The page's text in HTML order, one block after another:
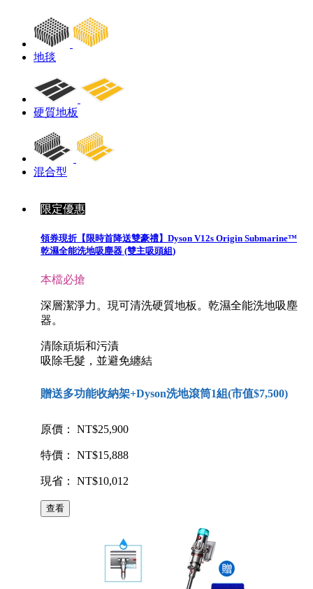
地毯
硬質地板
混合型
限定優惠
領券現折【限時首降送雙豪禮】Dyson V12s Origin Submarine™
乾濕全能洗地吸塵器 (雙主吸頭組)
本檔必搶
深層潔淨力。現可清洗硬質地板。乾濕全能洗地吸塵
器。
清除頑垢和污漬
吸除毛髮，並避免纏結
贈送多功能收納架+Dyson洗地滾筒1組(市值$7,500)
原價： NT$25,900
特價： NT$15,888
現省： NT$10,012
查看